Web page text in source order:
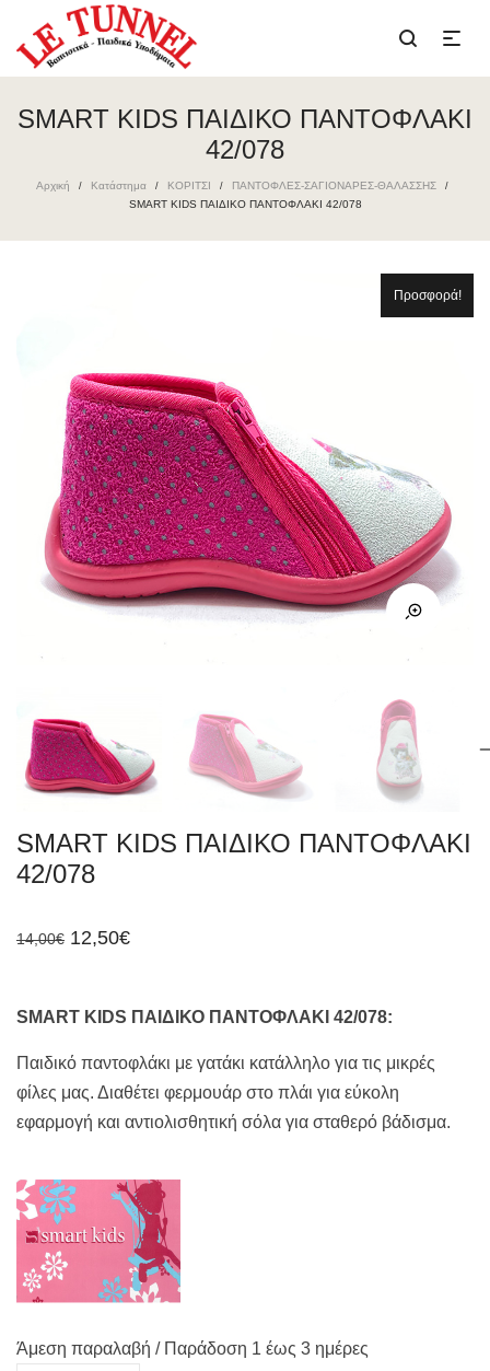
SMART KIDS ΠΑΙΔΙΚΟ ΠΑΝΤΟΦΛΑΚΙ
42/078
Αρχική / Κατάστημα / ΚΟΡΙΤΣΙ / ΠΑΝΤΟΦΛΕΣ-ΣΑΓΙΟΝΑΡΕΣ-ΘΑΛΑΣΣΗΣ /
SMART KIDS ΠΑΙΔΙΚΟ ΠΑΝΤΟΦΛΑΚΙ 42/078
Προσφορά!
SMART KIDS ΠΑΙΔΙΚΟ ΠΑΝΤΟΦΛΑΚΙ
42/078
14,00€ Original
12,50€Η
12,50€.
SMART KIDS ΠΑΙΔΙΚΟ ΠΑΝΤΟΦΛΑΚΙ 42/078:
Παιδικό παντοφλάκι με γατάκι κατάλληλο για τις μικρές
φίλες μας. Διαθέτει φερμουάρ στο πλάι για εύκολη
εφαρμογή και αντιολισθητική σόλα για σταθερό βάδισμα.
Άμεση παραλαβή / Παράδoση 1 έως 3 ημέρες